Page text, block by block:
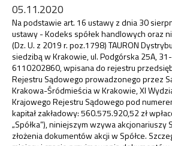
05.11.2020
Na podstawie art. 16 ustawy z dnia 30
ustawy - Kodeks spółek handlowych oraz
(Dz. U. z 2019 r. poz.1798) TAURON
siedzibą w Krakowie, ul. Podgórska 25A,
6110202860, wpisana do rejestru
Rejestru Sądowego prowadzonego przez
Krakowa-Śródmieścia w Krakowie, XI
Krajowego Rejestru Sądowego pod
kapitał zakładowy: 560.575.920,52 zł
„Spółka”), niniejszym wzywa akcjonariuszy
złożenia dokumentów akcji w Spółce.